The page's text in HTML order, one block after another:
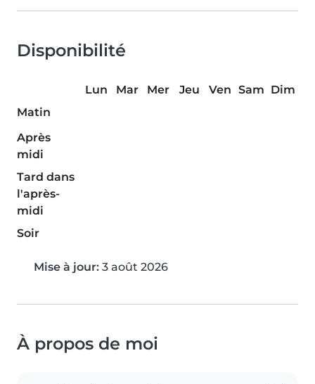
Disponibilité
Lun Mar Mer Jeu Ven Sam Dim
Matin
Après
midi
Tard dans
l'après-
midi
Soir
Mise à jour: 3 août 2026
À propos de moi